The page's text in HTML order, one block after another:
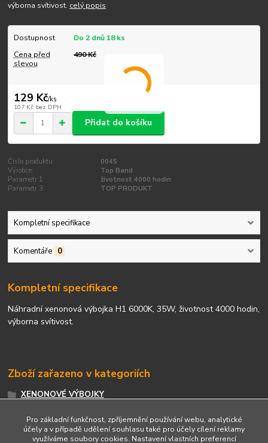
výborna svítivost. celý popis
Dostupnost
Do 2 dnů 18 ks
Cena před
slevou
490 Kč
129 Kč/ks
107 Kč bez DPH
Přidat do košíku
Číslo produktu:
0045
Výrobce:
Top Band
Parametr 1:
životnost 4000 hodin
Parametr 3:
TOP PRODUKT
Kompletní specifikace
Komentáře 0
Kompletní specifikace
Náhradní xenonová výbojka H1 6000K, 35W, životnost 4000 hodin,
výborna svítivost.
Zboží zařazeno v kategoriích
XENONOVÉ VÝBOJKY
Pro základní funkčnost, zpříjemnění používání webu, analytické
účely a v případě udělení souhlasu také pro účely cílení reklamy
využíváme soubory cookies. Nastavení vlastních preferencí